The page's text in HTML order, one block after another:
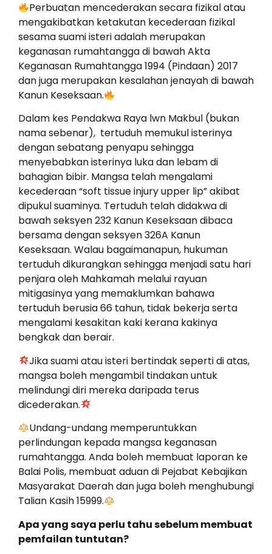
Perbuatan mencederakan secara fizikal atau
mengakibatkan ketakutan kecederaan fizikal
sesama suami isteri adalah merupakan
keganasan rumahtangga di bawah Akta
Keganasan Rumahtangga 1994 (Pindaan) 2017
dan juga merupakan kesalahan jenayah di bawah
Kanun Keseksaan.
Dalam kes Pendakwa Raya lwn Makbul (bukan
nama sebenar), tertuduh memukul isterinya
dengan sebatang penyapu sehingga
menyebabkan isterinya luka dan lebam di
bahagian bibir. Mangsa telah mengalami
kecederaan “soft tissue injury upper lip” akibat
dipukul suaminya. Tertuduh telah didakwa di
bawah seksyen 232 Kanun Keseksaan dibaca
bersama dengan seksyen 326A Kanun
Keseksaan. Walau bagaimanapun, hukuman
tertuduh dikurangkan sehingga menjadi satu hari
penjara oleh Mahkamah melalui rayuan
mitigasinya yang memaklumkan bahawa
tertuduh berusia 66 tahun, tidak bekerja serta
mengalami kesakitan kaki kerana kakinya
bengkak dan berair.
Jika suami atau isteri bertindak seperti di atas,
mangsa boleh mengambil tindakan untuk
melindungi diri mereka daripada terus
dicederakan.
Undang-undang memperuntukkan
perlindungan kepada mangsa keganasan
rumahtangga. Anda boleh membuat laporan ke
Balai Polis, membuat aduan di Pejabat Kebajikan
Masyarakat Daerah dan juga boleh menghubungi
Talian Kasih 15999.
Apa yang saya perlu tahu sebelum membuat
pemfailan tuntutan?